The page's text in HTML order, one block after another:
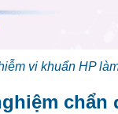
vi khuẩn HP